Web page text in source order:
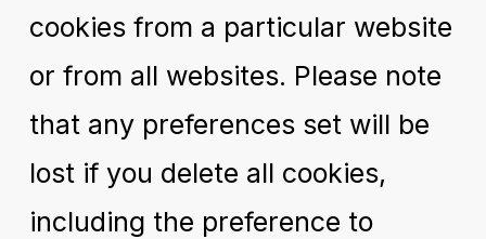
cookies from a particular website
or from all websites. Please note
that any preferences set will be
lost if you delete all cookies,
including the preference to